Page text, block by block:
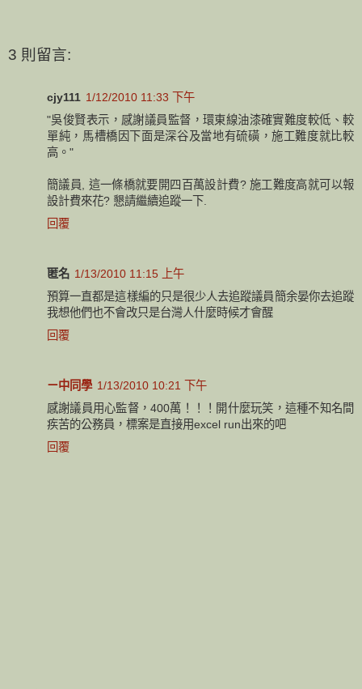
3 則留言:
cjy111 1/12/2010 11:33 下午
"吳俊賢表示，感謝議員監督，環東線油漆確實難度較低、較
單純，馬槽橋因下面是深谷及當地有硫磺，施工難度就比較
高。"
簡議員, 這一條橋就要開四百萬設計費? 施工難度高就可以報
設計費來花? 懇請繼續追蹤一下.
回覆
匿名 1/13/2010 11:15 上午
預算一直都是這樣編的只是很少人去追蹤議員簡余晏你去追蹤
我想他們也不會改只是台灣人什麼時候才會醒
回覆
ㄧ中同學 1/13/2010 10:21 下午
感謝議員用心監督，400萬！！！開什麼玩笑，這種不知名間
疾苦的公務員，標案是直接用excel run出來的吧
回覆